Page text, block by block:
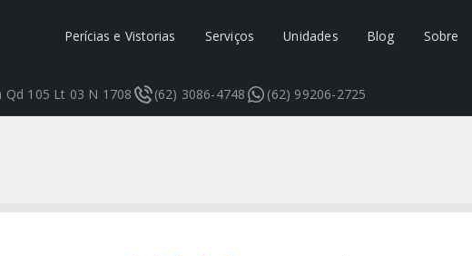
Perícias e Vistorias Serviços Unidades Blog Sobre
105 Lt 03 N 1708 (62) 3086-4748 (62) 99206-2725